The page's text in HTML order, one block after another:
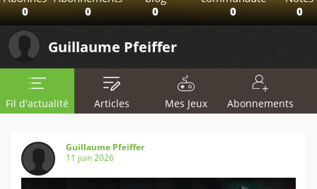
0
0
0
0
0
Guillaume Pfeiffer
Fil d'actualité Articles Mes Jeux Abonnements
Guillaume Pfeiffer
11 juin 2026